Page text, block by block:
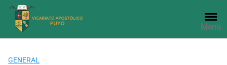
Saltar
contenido
Menu
GENERAL